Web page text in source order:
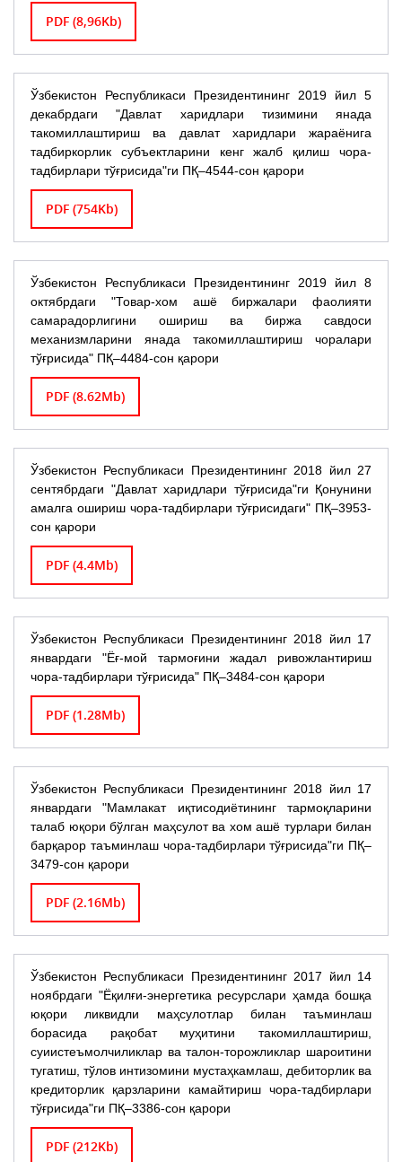
PDF (8,96Kb)
Ўзбекистон Республикаси Президентининг 2019 йил 5
декабрдаги "Давлат харидлари тизимини янада
такомиллаштириш ва давлат харидлари жараёнига
тадбиркорлик субъектларини кенг жалб қилиш чора-
тадбирлари тўғрисида"ги ПҚ–4544-сон қарори
PDF (754Kb)
Ўзбекистон Республикаси Президентининг 2019 йил 8
октябрдаги "Товар-хом ашё биржалари фаолияти
самарадорлигини ошириш ва биржа савдоси
механизмларини янада такомиллаштириш чоралари
тўғрисида" ПҚ–4484-сон қарори
PDF (8.62Mb)
Ўзбекистон Республикаси Президентининг 2018 йил 27
сентябрдаги "Давлат харидлари тўғрисида"ги Қонунини
амалга ошириш чора-тадбирлари тўғрисидаги" ПҚ–3953-
сон қарори
PDF (4.4Mb)
Ўзбекистон Республикаси Президентининг 2018 йил 17
январдаги "Ёғ-мой тармоғини жадал ривожлантириш
чора-тадбирлари тўғрисида" ПҚ–3484-сон қарори
PDF (1.28Mb)
Ўзбекистон Республикаси Президентининг 2018 йил 17
январдаги "Мамлакат иқтисодиётининг тармоқларини
талаб юқори бўлган маҳсулот ва хом ашё турлари билан
барқарор таъминлаш чора-тадбирлари тўғрисида"ги ПҚ–
3479-сон қарори
PDF (2.16Mb)
Ўзбекистон Республикаси Президентининг 2017 йил 14
ноябрдаги "Ёқилғи-энергетика ресурслари ҳамда бошқа
юқори ликвидли маҳсулотлар билан таъминлаш
борасида рақобат муҳитини такомиллаштириш,
суиистеъмолчиликлар ва талон-торожликлар шароитини
тугатиш, тўлов интизомини мустаҳкамлаш, дебиторлик ва
кредиторлик қарзларини камайтириш чора-тадбирлари
тўғрисида"ги ПҚ–3386-сон қарори
PDF (212Kb)